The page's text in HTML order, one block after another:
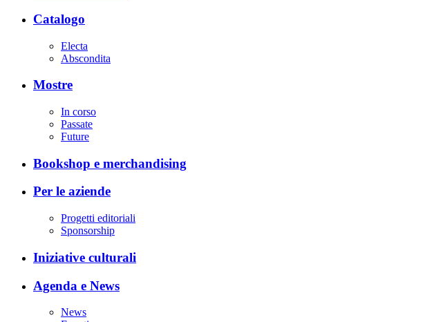
Catalogo
Electa
Abscondita
Mostre
In corso
Passate
Future
Bookshop e merchandising
Per le aziende
Progetti editoriali
Sponsorship
Iniziative culturali
Agenda e News
News